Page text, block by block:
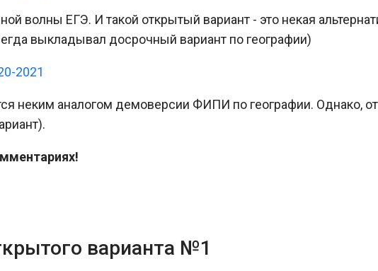
волны ЕГЭ. И такой открытый вариант - это некая
выкладывал досрочный вариант по географии)
2021
неким аналогом демоверсии ФИПИ по географии. Однако,
варианта №1